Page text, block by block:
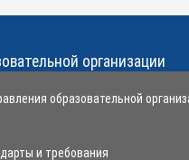
организации
образовательной
и требования